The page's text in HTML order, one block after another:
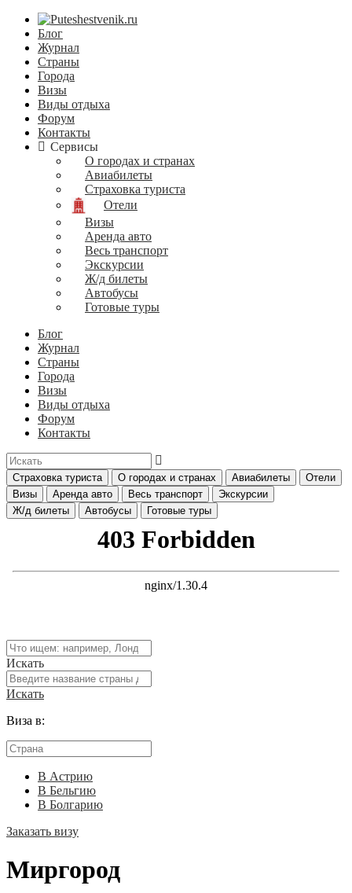
Блог
Журнал
Страны
Города
Визы
Виды отдыха
Форум
Контакты
Сервисы
О городах и странах
Авиабилеты
Страховка туриста
Отели
Визы
Аренда авто
Весь транспорт
Экскурсии
Ж/д билеты
Автобусы
Готовые туры
Блог
Журнал
Страны
Города
Визы
Виды отдыха
Форум
Контакты
Страховка туриста О городах и странах Авиабилеты
Отели
Визы
Аренда авто Весь транспорт
Экскурсии
Ж/д билеты
Автобусы Готовые туры
Искать
Искать
Виза в:
В Астрию
В Бельгию
В Болгарию
Заказать визу
Миргород